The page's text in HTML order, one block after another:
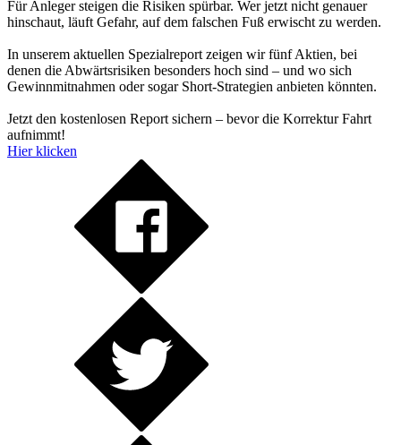
Für Anleger steigen die Risiken spürbar. Wer jetzt nicht genauer
hinschaut, läuft Gefahr, auf dem falschen Fuß erwischt zu werden.
In unserem aktuellen Spezialreport zeigen wir fünf Aktien, bei
denen die Abwärtsrisiken besonders hoch sind – und wo sich
Gewinnmitnahmen oder sogar Short-Strategien anbieten könnten.
Jetzt den kostenlosen Report sichern – bevor die Korrektur Fahrt
aufnimmt!
Hier klicken